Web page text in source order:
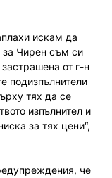
искам да
за Чирен съм си
от г-н
подизпълнители
тях да се
изпълнител и
за тях цени“,
че